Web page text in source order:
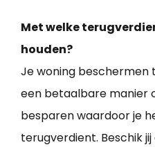
Met welke
houden?
Je woning beschermen
een betaalbare manier
besparen waardoor je
terugverdient. Beschik